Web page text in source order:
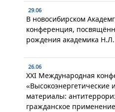
29.06
В новосибирском
конференция,
рождения академика
26.06
XXI Международная
«Высокоэнергетические
материалы:
гражданское